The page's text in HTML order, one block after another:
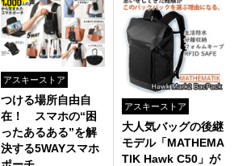
アスキーストア
つける場所自由自
在！ スマホの“困
ったあるある”を解
決する5WAYスマホ
アスキーストア
大人気バッグの後継
モデル「MATHEMA
TIK Hawk C50」が